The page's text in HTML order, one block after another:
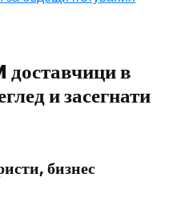
в
и засегнати
бизнес